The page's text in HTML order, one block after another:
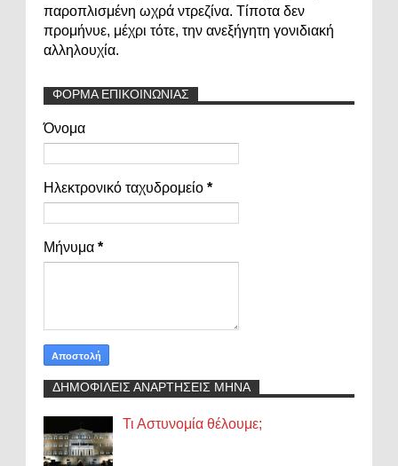
παροπλισμένη ωχρά ντρεζίνα. Τίποτα δεν
προμήνυε, μέχρι τότε, την ανεξήγητη γονιδιακή
αλληλουχία.
ΦΟΡΜΑ ΕΠΙΚΟΙΝΩΝΙΑΣ
Όνομα
Ηλεκτρονικό ταχυδρομείο *
Μήνυμα *
ΔΗΜΟΦΙΛΕΙΣ ΑΝΑΡΤΗΣΕΙΣ ΜΗΝΑ
Τι Αστυνομία θέλουμε;